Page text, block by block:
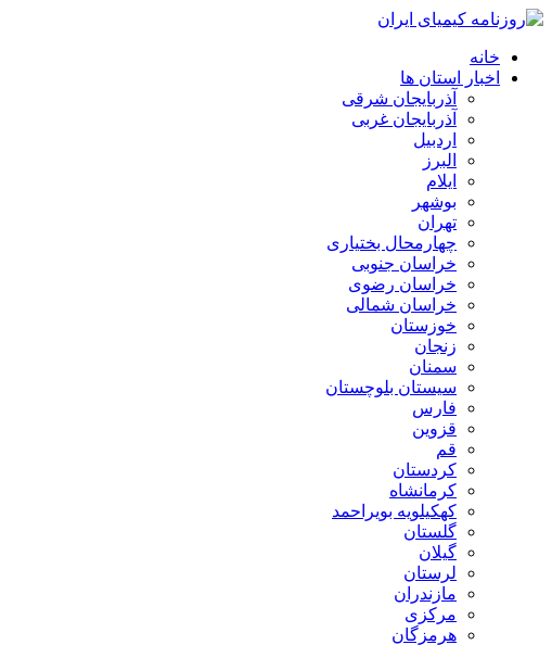
خانه
اخبار استان ها
آذربایجان شرقی
آذربایجان غربی
اردبیل
البرز
ایلام
بوشهر
تهران
چهارمحال بختیاری
خراسان جنوبی
خراسان رضوی
خراسان شمالی
خوزستان
زنجان
سمنان
سیستان بلوچستان
فارس
قزوین
قم
کردستان
کرمانشاه
کهکیلویه بویراحمد
گلستان
گیلان
لرستان
مازندران
مرکزی
هرمزگان